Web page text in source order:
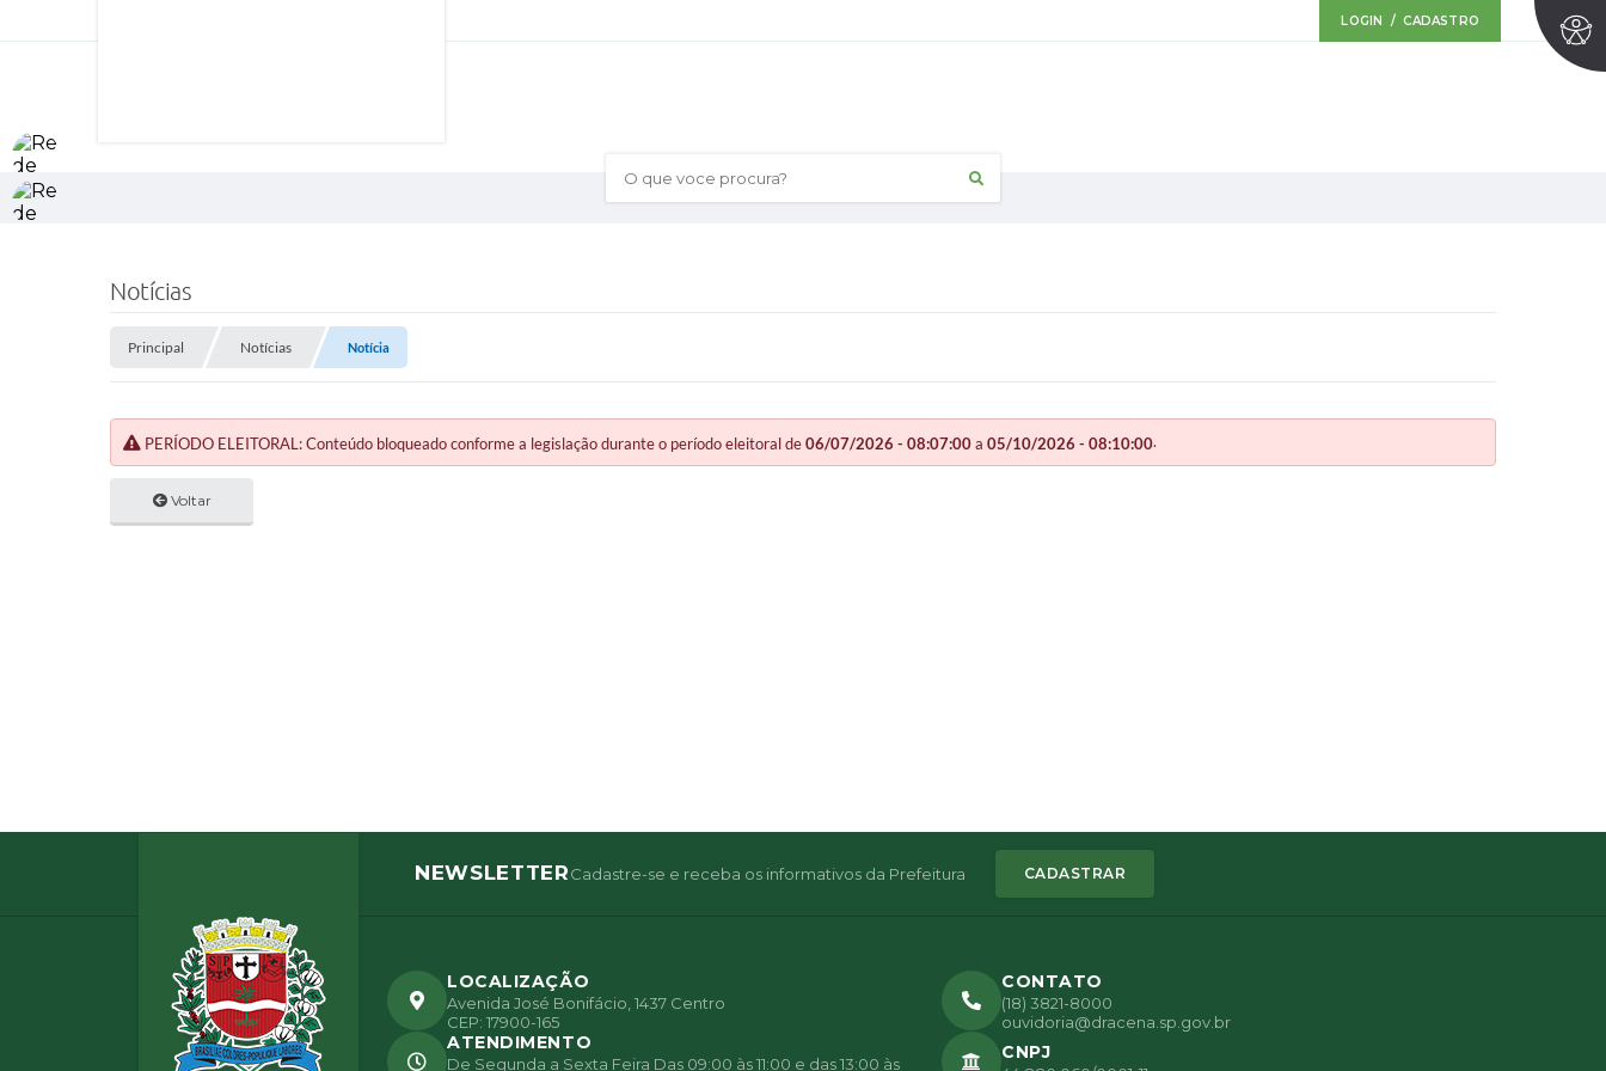
LOGIN / CADASTRO
O que voce procura?
Notícias
Principal Notícias Notícia
PERÍODO ELEITORAL: Conteúdo bloqueado conforme a legislação durante o período eleitoral de06/07/2026 - 08:07:00a 05/10/2026 - 08:10:00.
Voltar
NEWSLETTERCadastre-se e receba os informativos da Prefeitura CADASTRAR
LOCALIZAÇÃO
Avenida José Bonifácio, 1437 Centro
CEP: 17900-165
CONTATO
(18) 3821-8000
ouvidoria@dracena.sp.gov.br
ATENDIMENTO
De Segunda a Sexta Feira Das 09:00 às 11:00 e das 13:00 às
CNPJ